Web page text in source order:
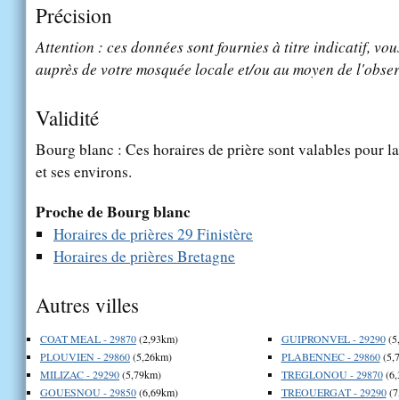
Précision
Attention : ces données sont fournies à titre indicatif,
auprès de votre mosquée locale et/ou au moyen de
Validité
Bourg blanc : Ces horaires de prière sont valables pour
et ses environs.
Proche de Bourg blanc
Horaires de prières 29 Finistère
Horaires de prières Bretagne
Autres villes
COAT MEAL - 29870(2,93km)
PLOUVIEN - 29860(5,26km)
MILIZAC - 29290(5,79km)
GOUESNOU - 29850(6,69km)
GUIPRONVEL - 29290
PLABENNEC - 29860
TREGLONOU - 29870
TREOUERGAT - 29290